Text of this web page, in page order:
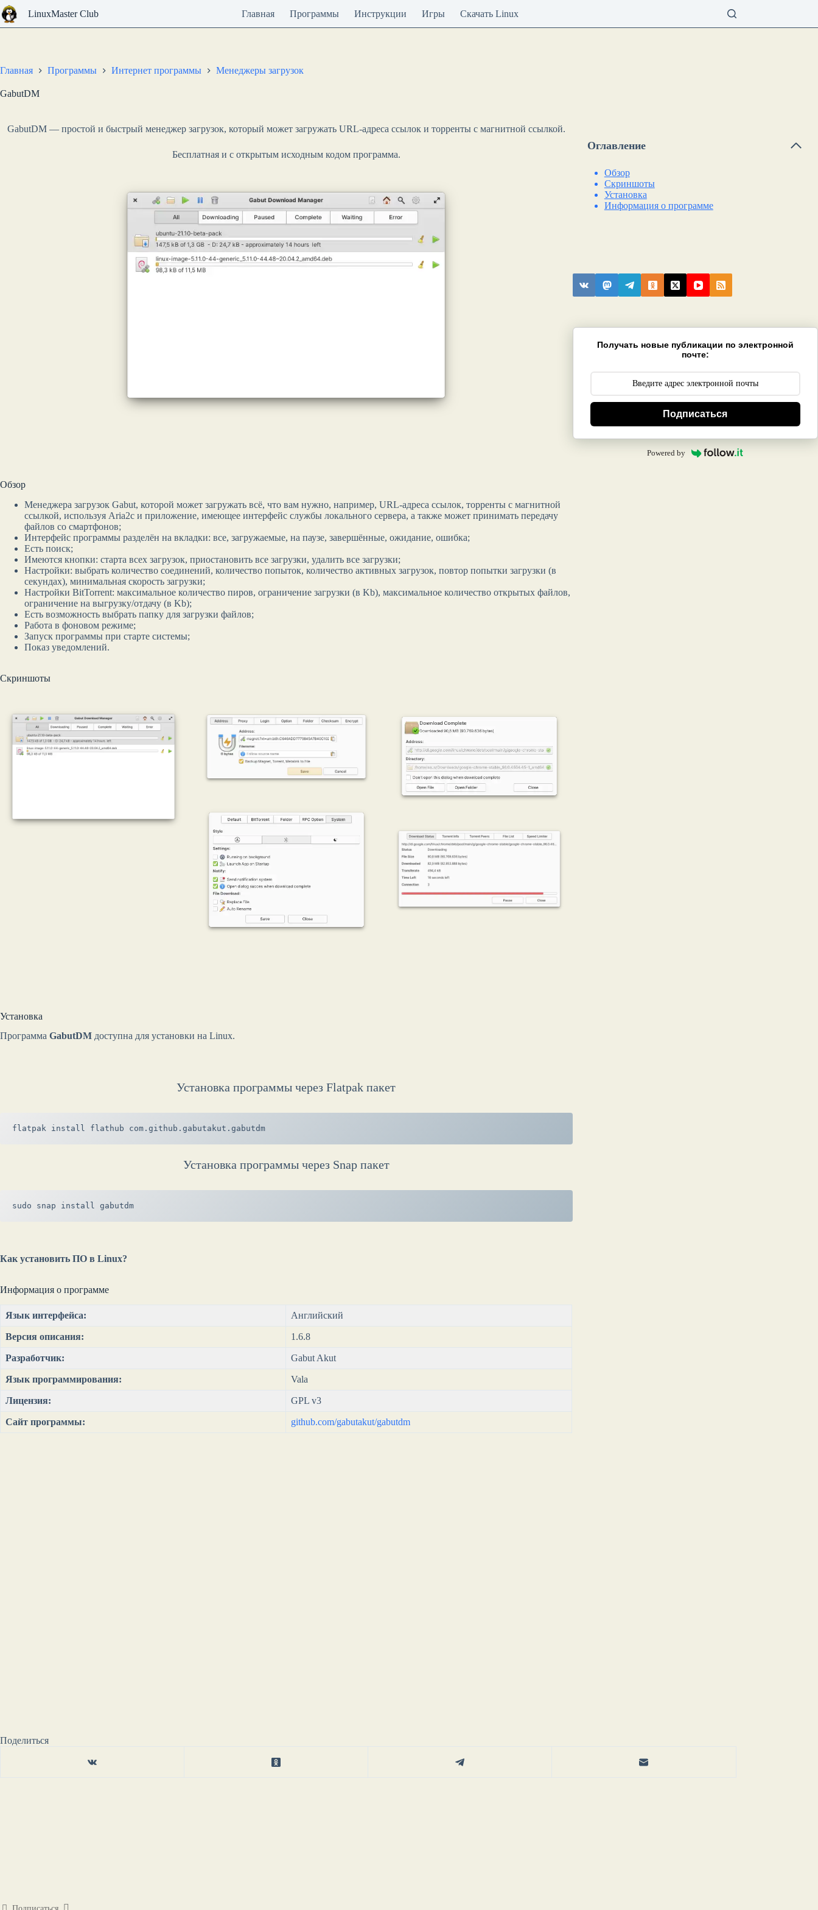
Перейти
к
сути
LinuxMaster Club Главная Программы Инструкции Игры Скачать Linux
Главная Программы Интернет программы Менеджеры загрузок
GabutDM
GabutDM — простой и быстрый менеджер загрузок, который может загружать URL-адреса ссылок и торренты с магнитной ссылкой.
Бесплатная и с открытым исходным кодом программа.
Обзор
Менеджера загрузок Gabut, которой может загружать всё, что вам нужно, например, URL-адреса ссылок, торренты с магнитной
ссылкой, используя Aria2c и приложение, имеющее интерфейс службы локального сервера, а также может принимать передачу
файлов со смартфонов;
Интерфейс программы разделён на вкладки: все, загружаемые, на паузе, завершённые, ожидание, ошибка;
Есть поиск;
Имеются кнопки: старта всех загрузок, приостановить все загрузки, удалить все загрузки;
Настройки: выбрать количество соединений, количество попыток, количество активных загрузок, повтор попытки загрузки (в
секундах), минимальная скорость загрузки;
Настройки BitTorrent: максимальное количество пиров, ограничение загрузки (в Kb), максимальное количество открытых файлов,
ограничение на выгрузку/отдачу (в Kb);
Есть возможность выбрать папку для загрузки файлов;
Работа в фоновом режиме;
Запуск программы при старте системы;
Показ уведомлений.
Скриншоты
Установка
Программа GabutDM доступна для установки на Linux.
Установка программы через Flatpak пакет
flatpak install flathub com.github.gabutakut.gabutdm
Установка программы через Snap пакет
sudo snap install gabutdm
Как установить ПО в Linux?
Информация о программе
Язык интерфейса: Английский
Версия описания: 1.6.8
Разработчик: Gabut Akut
Язык программирования: Vala
Лицензия: GPL v3
Сайт программы: github.com/gabutakut/gabutdm
Оглавление
Обзор
Скриншоты
Установка
Информация о программе
Получать новые публикации по электронной
почте:
Подписаться
Powered by
Поделиться